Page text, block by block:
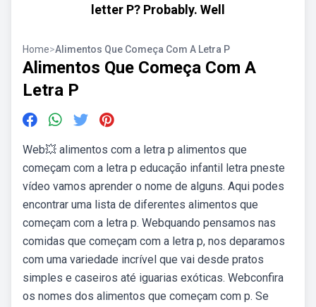
letter P? Probably. Well
Home>Alimentos Que Começa Com A Letra P
Alimentos Que Começa Com A
Letra P
Web💥 alimentos com a letra p alimentos que
começam com a letra p educação infantil letra pneste
vídeo vamos aprender o nome de alguns. Aqui podes
encontrar uma lista de diferentes alimentos que
começam com a letra p. Webquando pensamos nas
comidas que começam com a letra p, nos deparamos
com uma variedade incrível que vai desde pratos
simples e caseiros até iguarias exóticas. Webconfira
os nomes dos alimentos que começam com p. Se